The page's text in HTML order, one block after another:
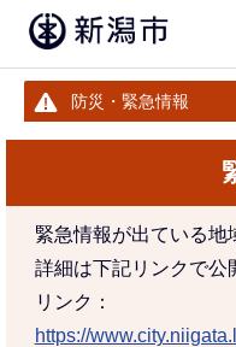
防災・緊急情報
緊急情報が出ている地
詳細は下記リンクで公
リンク：
https://